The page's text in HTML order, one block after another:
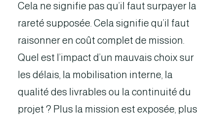
Cela ne signifie pas qu’il faut surpayer la
rareté supposée. Cela signifie qu’il faut
raisonner en coût complet de mission.
Quel est l’impact d’un mauvais choix sur
les délais, la mobilisation interne, la
qualité des livrables ou la continuité du
projet ? Plus la mission est exposée, plus